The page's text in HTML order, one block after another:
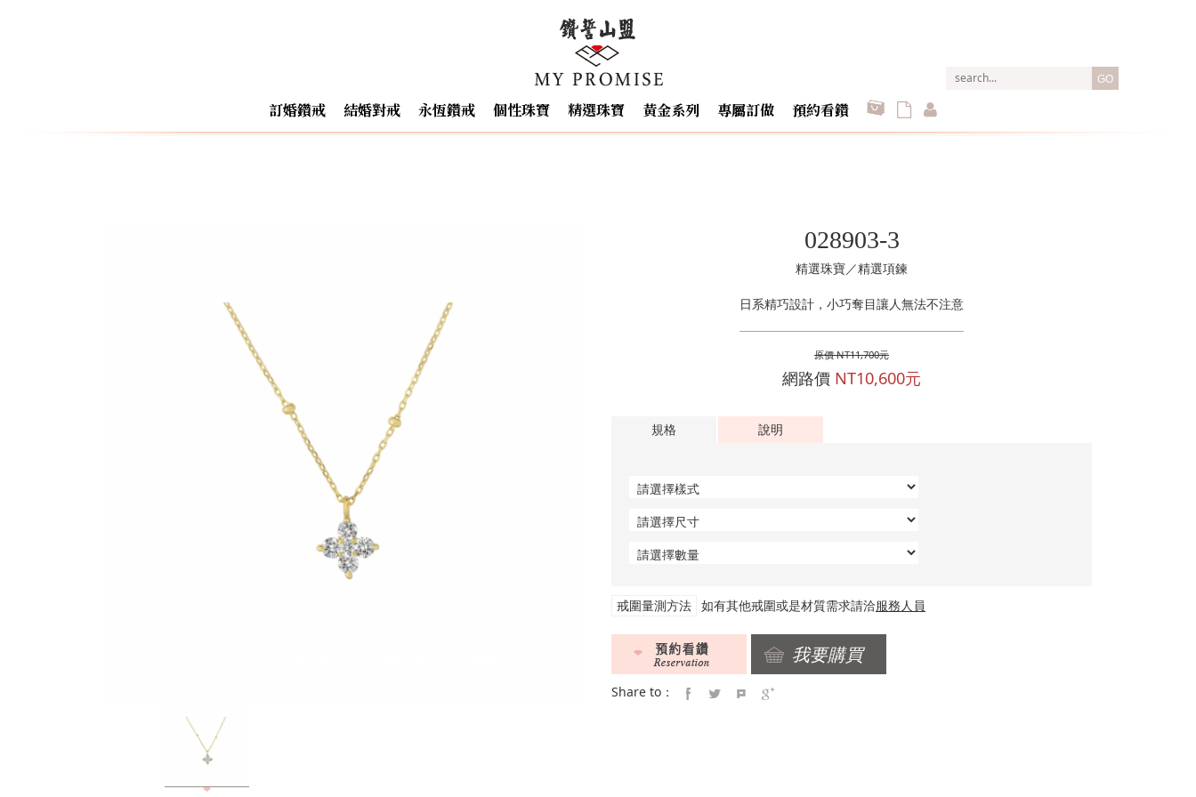
GO
訂婚鑽戒 結婚對戒 永恆鑽戒 個性珠寶 精選珠寶 黃金系列 專屬訂做 預約看鑽
028903-3
精選珠寶／精選項鍊
日系精巧設計，小巧奪目讓人無法不注意
原價 NT11,700元
網路價 NT10,600元
規格 說明
戒圍量測方法 如有其他戒圍或是材質需求請洽服務人員
Share to：